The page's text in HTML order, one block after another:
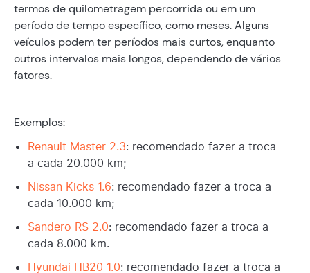
termos de quilometragem percorrida ou em um
período de tempo específico, como meses. Alguns
veículos podem ter períodos mais curtos, enquanto
outros intervalos mais longos, dependendo de vários
fatores.
Exemplos:
Renault Master 2.3: recomendado fazer a troca
a cada 20.000 km;
Nissan Kicks 1.6: recomendado fazer a troca a
cada 10.000 km;
Sandero RS 2.0: recomendado fazer a troca a
cada 8.000 km.
Hyundai HB20 1.0: recomendado fazer a troca a